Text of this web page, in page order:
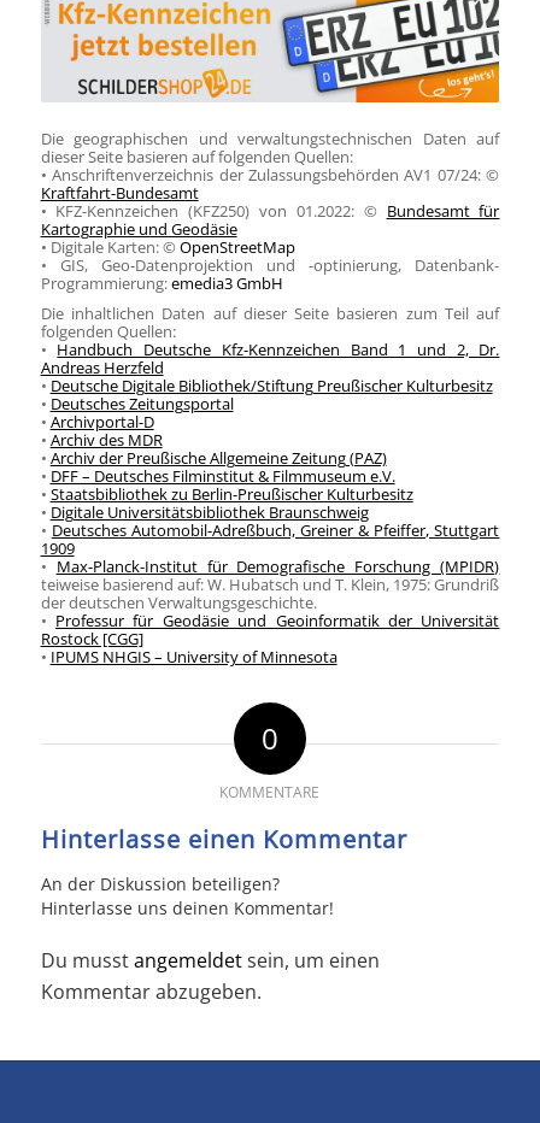
Die geographischen und verwaltungstechnischen Daten auf
dieser Seite basieren auf folgenden Quellen:
• Anschriftenverzeichnis der Zulassungsbehörden AV1 07/24: ©
Kraftfahrt-Bundesamt
• KFZ-Kennzeichen (KFZ250) von 01.2022: © Bundesamt für
Kartographie und Geodäsie
• Digitale Karten: ©OpenStreetMap
• GIS, Geo-Datenprojektion und -optinierung, Datenbank-
Programmierung:emedia3 GmbH
Die inhaltlichen Daten auf dieser Seite basieren zum Teil auf
folgenden Quellen:
• Handbuch Deutsche Kfz-Kennzeichen Band 1 und 2, Dr.
Andreas Herzfeld
• Deutsche Digitale Bibliothek/Stiftung Preußischer Kulturbesitz
• Deutsches Zeitungsportal
• Archivportal-D
• Archiv des MDR
• Archiv der Preußische Allgemeine Zeitung (PAZ)
• DFF – Deutsches Filminstitut & Filmmuseum e.V.
• Staatsbibliothek zu Berlin-Preußischer Kulturbesitz
• Digitale Universitätsbibliothek Braunschweig
• Deutsches Automobil-Adreßbuch, Greiner & Pfeiffer, Stuttgart
1909
• Max-Planck-Institut für Demografische Forschung (MPIDR)
teiweise basierend auf: W. Hubatsch und T. Klein, 1975: Grundriß
der deutschen Verwaltungsgeschichte.
• Professur für Geodäsie und Geoinformatik der Universität
Rostock [CGG]
• IPUMS NHGIS – University of Minnesota
0
KOMMENTARE
Hinterlasse einen Kommentar
An der Diskussion beteiligen?
Hinterlasse uns deinen Kommentar!
Du musstangemeldetsein, um einen
Kommentar abzugeben.